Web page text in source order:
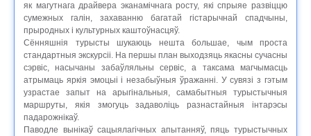
як магутнага драйвера эканамічнага росту, які спрыяе развіццю
сумежных галін, захаванню багатай гістарычнай спадчыны,
прыродных і культурных каштоўнасцяў.
Сённяшнія турысты шукаюць нешта большае, чым проста
стандартныя экскурсіі. На першы план выходзяць якасны сучасны
сэрвіс, насычаны забаўляльны сервіс, а таксама магчымасць
атрымаць яркія эмоцыі і незабыўныя ўражанні. У сувязі з гэтым
узрастае запыт на арыгінальныя, самабытныя турыстычныя
маршруты, якія змогуць задаволіць разнастайныя інтарэсы
падарожнікаў.
Паводле вынікаў сацыялагічных апытанняў, пяць турыстычных